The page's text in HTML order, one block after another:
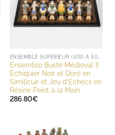
Ensemble Buste Médieval II
Echiquier Noir et Doré en
Similicuir et Jeu d’Echecs en
Résine Peint à la Main
286.80€